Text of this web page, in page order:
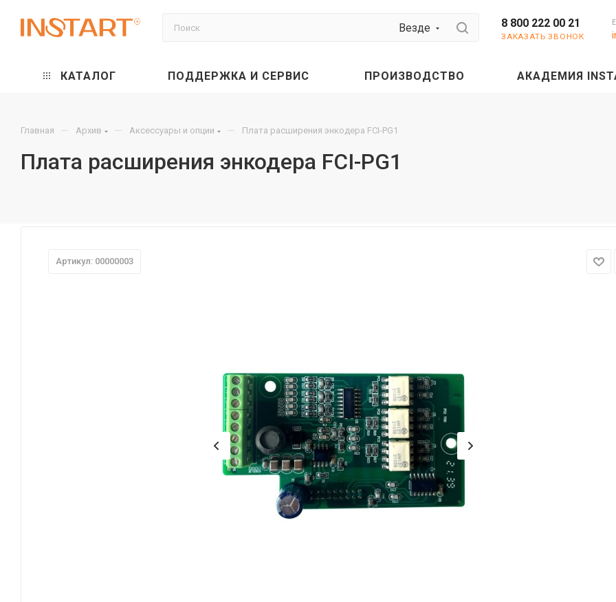
Везде 8 800 222 00 21
ЗАКАЗАТЬ ЗВОНОК
КАТАЛОГ ПОДДЕРЖКА И СЕРВИС ПРОИЗВОДСТВО АКАДЕМИЯ
Главная — Архив — Аксессуары и опции — Плата расширения энкодера FCI-PG1
Плата расширения энкодера FCI-PG1
Артикул: 00000003